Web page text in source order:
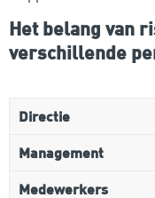
Het belang van
verschillende
Directie
Management
Medewerkers